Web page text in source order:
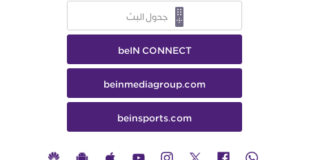
جدول البث
beIN CONNECT
beinmediagroup.com
beinsports.com